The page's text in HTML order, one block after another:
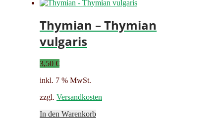
Thymian – Thymian
vulgaris
3,50 €
inkl. 7 % MwSt.
zzgl. Versandkosten
In den Warenkorb